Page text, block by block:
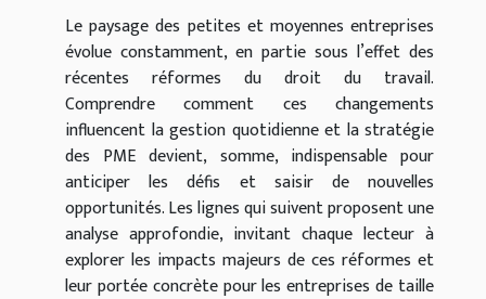
Le paysage des petites et moyennes entreprises
évolue constamment, en partie sous l’effet des
récentes réformes du droit du travail.
Comprendre comment ces changements
influencent la gestion quotidienne et la stratégie
des PME devient, somme, indispensable pour
anticiper les défis et saisir de nouvelles
opportunités. Les lignes qui suivent proposent une
analyse approfondie, invitant chaque lecteur à
explorer les impacts majeurs de ces réformes et
leur portée concrète pour les entreprises de taille